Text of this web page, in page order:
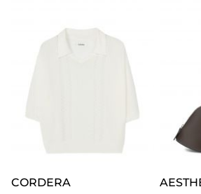
CORDERA